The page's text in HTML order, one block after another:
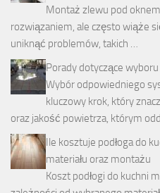
Montaż zlewu pod
rozwiązaniem, ale często wiąże
uniknąć problemów, takich …
Porady dotyczące
Wybór odpowiedniego
kluczowy krok, który
oraz jakość powietrza, którym
Ile kosztuje podłoga do
materiału oraz montażu
Koszt podłogi do kuchni